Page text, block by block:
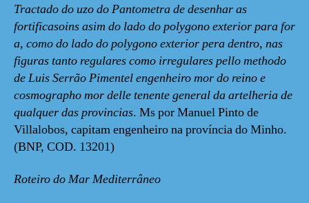
Tractado do uzo do Pantometra de desenhar as
fortificasoins asim do lado do polygono exterior para for
a, como do lado do polygono exterior pera dentro, nas
figuras tanto regulares como irregulares pello methodo
de Luis Serrão Pimentel engenheiro mor do reino e
cosmographo mor delle tenente general da artelheria de
qualquer das provincias. Ms por Manuel Pinto de
Villalobos, capitam engenheiro na província do Minho.
(BNP, COD. 13201)
Roteiro do Mar Mediterrâneo